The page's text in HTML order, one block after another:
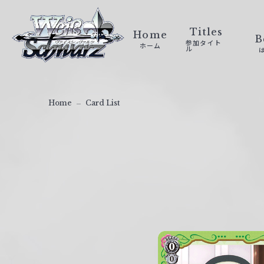
ァ
Home
ホーム
Titles
参加タイト
ル
Home Card List